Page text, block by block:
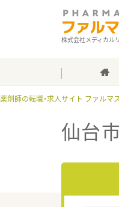
株式会社メディカル
薬剤師の転職・求人サイト ファルマ
仙台